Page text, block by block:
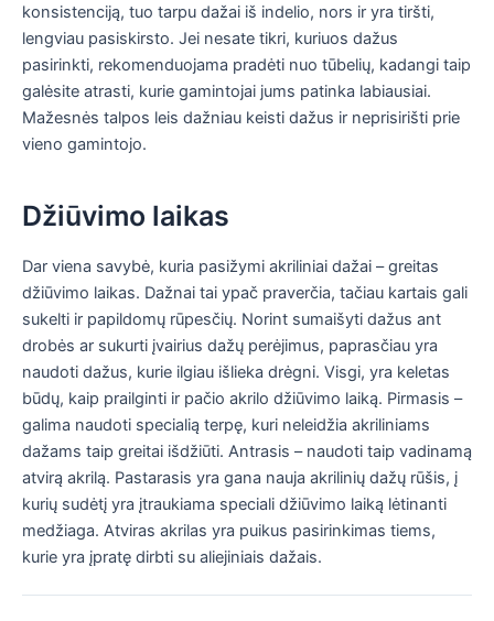
konsistenciją, tuo tarpu dažai iš indelio, nors ir yra tiršti,
lengviau pasiskirsto. Jei nesate tikri, kuriuos dažus
pasirinkti, rekomenduojama pradėti nuo tūbelių, kadangi taip
galėsite atrasti, kurie gamintojai jums patinka labiausiai.
Mažesnės talpos leis dažniau keisti dažus ir neprisirišti prie
vieno gamintojo.
Džiūvimo laikas
Dar viena savybė, kuria pasižymi akriliniai dažai – greitas
džiūvimo laikas. Dažnai tai ypač praverčia, tačiau kartais gali
sukelti ir papildomų rūpesčių. Norint sumaišyti dažus ant
drobės ar sukurti įvairius dažų perėjimus, paprasčiau yra
naudoti dažus, kurie ilgiau išlieka drėgni. Visgi, yra keletas
būdų, kaip prailginti ir pačio akrilo džiūvimo laiką. Pirmasis –
galima naudoti specialią terpę, kuri neleidžia akriliniams
dažams taip greitai išdžiūti. Antrasis – naudoti taip vadinamą
atvirą akrilą. Pastarasis yra gana nauja akrilinių dažų rūšis, į
kurių sudėtį yra įtraukiama speciali džiūvimo laiką lėtinanti
medžiaga. Atviras akrilas yra puikus pasirinkimas tiems,
kurie yra įpratę dirbti su aliejiniais dažais.